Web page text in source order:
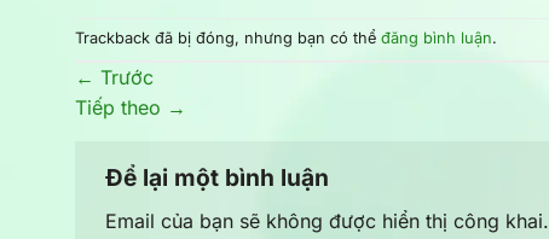
Trackback đã bị đóng, nhưng bạn có thể đăng bình luận.
← Trước
Tiếp theo →
Để lại một bình luận
Email của bạn sẽ không được hiển thị công khai.